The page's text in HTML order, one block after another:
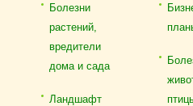
Болезни
растений,
вредители
дома и сада
Ландшафт